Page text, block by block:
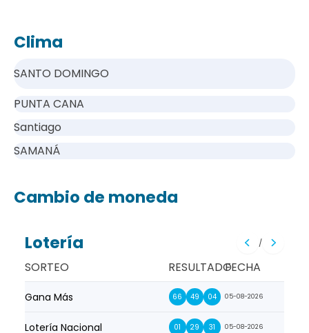
Clima
SANTO DOMINGO
PUNTA CANA
Santiago
SAMANÁ
Cambio de moneda
Lotería /
SORTEO RESULTADOFECHA
Gana Más 66 49 04 05-08-2026
Lotería Nacional 01 29 31 05-08-2026